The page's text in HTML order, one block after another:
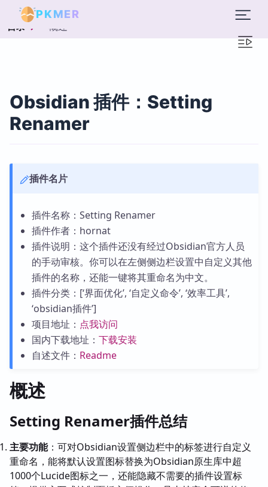
PKMER
目录 概述
Obsidian 插件：Setting
Renamer
插件名片
插件名称：Setting Renamer
插件作者：hornat
插件说明：这个插件还没有经过Obsidian官方人员
的手动审核。你可以在左侧侧边栏设置中自定义其他
插件的名称，还能一键将其重命名为中文。
插件分类：[‘界面优化’, ‘自定义命令’, ‘效率工具’,
‘obsidian插件’]
项目地址： 点我访问
国内下载地址： 下载安装
自述文件： Readme
概述
Setting Renamer插件总结
主要功能：可对Obsidian设置侧边栏中的标签进行自定义
重命名，能将默认设置图标替换为Obsidian原生库中超
1000个Lucide图标之一，还能隐藏不需要的插件设置标